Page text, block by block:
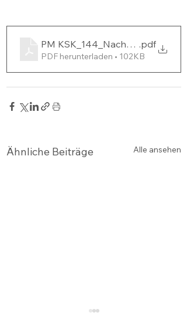
PM KSK_144_Nachbericht
.pdf
PDF herunterladen • 102KB
Ähnliche Beiträge Alle ansehen